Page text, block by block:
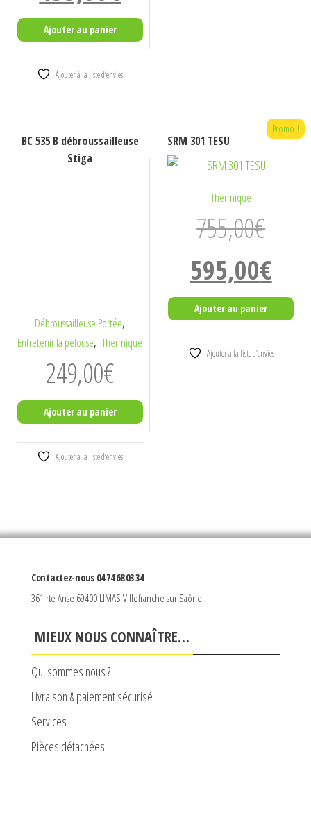
initial
était :
560,00€.
actuel
est :
435,00€.
Ajouter au panier
Ajouter à la liste d’envies
BC 535 B débroussailleuse
Stiga
Débroussailleuse Portée,
Entretenir la pelouse, Thermique
249,00€
Ajouter au panier
Ajouter à la liste d’envies
Promo !
SRM 301 TESU
Thermique
755,00€
Le
prix
initial
était :
755,00€.
595,00€Le
prix
actuel
est :
595,00€.
Ajouter au panier
Ajouter à la liste d’envies
Contactez-nous 04 74 68 03 34
361 rte Anse 69400 LIMAS Villefranche sur Saône
MIEUX NOUS CONNAÎTRE…
Qui sommes nous ?
Livraison & paiement sécurisé
Services
Pièces détachées